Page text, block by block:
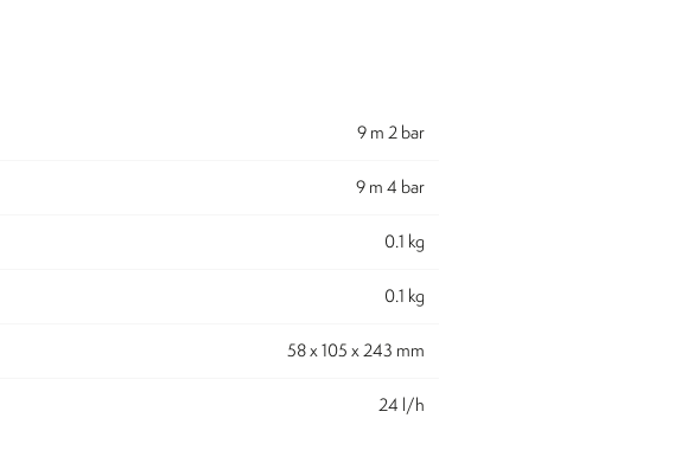
9 m 2 bar
9 m 4 bar
0.1 kg
0.1 kg
58 x 105 x 243 mm
24 l/h